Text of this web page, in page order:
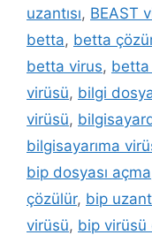
uzantısı, BEAST
betta, betta
betta virus, betta
virüsü, bilgi
virüsü,
bilgisayarıma
bip dosyası açma
çözülür, bip
virüsü, bip virüsü